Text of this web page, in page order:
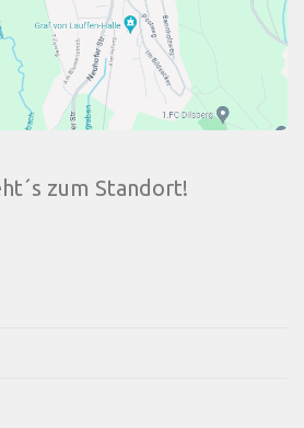
zum Standort!